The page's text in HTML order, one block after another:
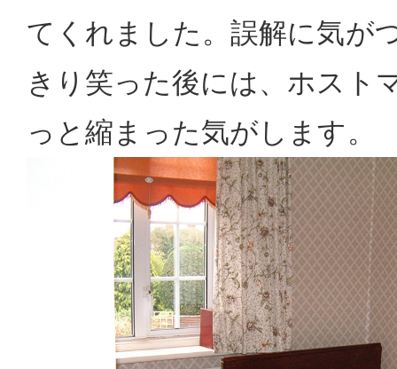
てくれました。誤解に気が
きり笑った後には、ホスト
っと縮まった気がします。